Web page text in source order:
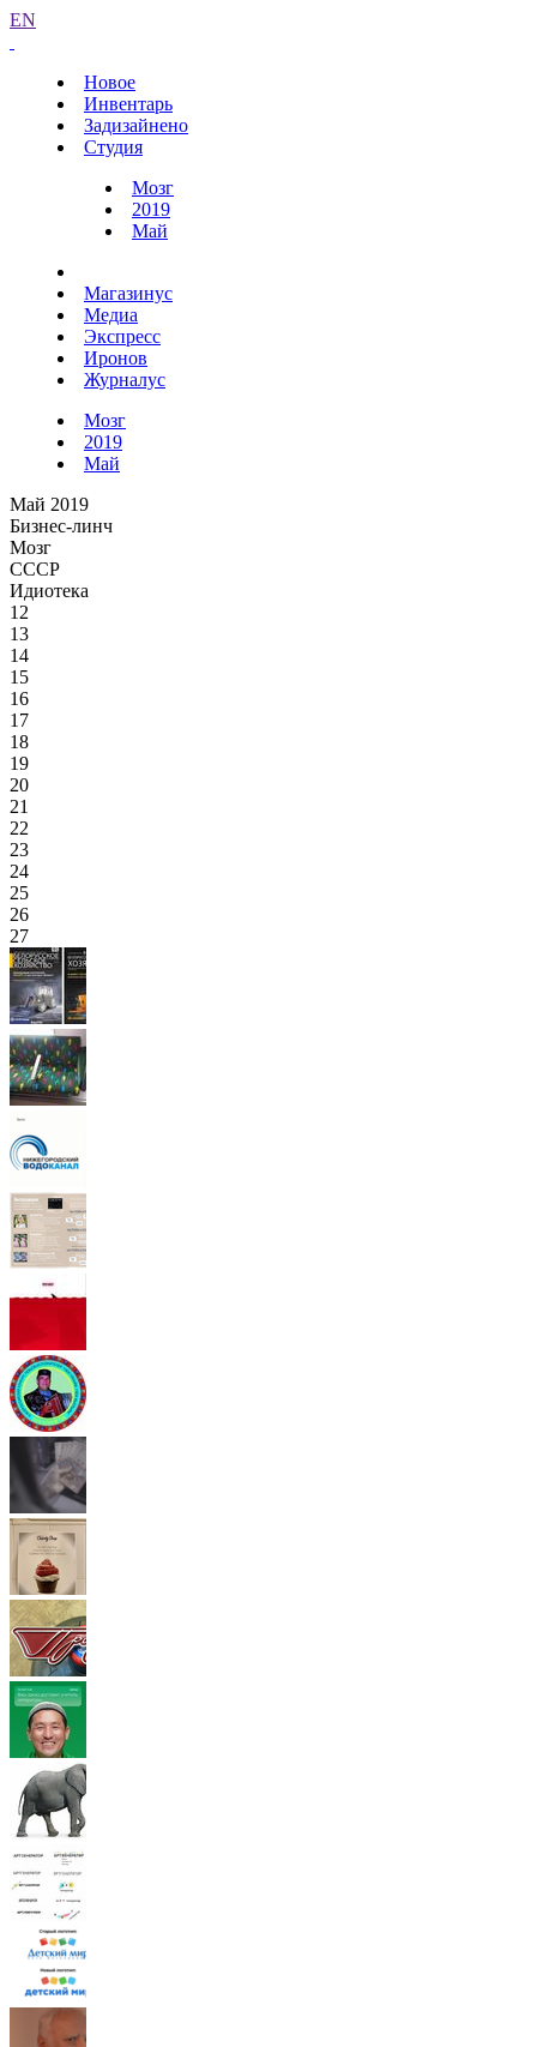
EN
Новое
Инвентарь
Задизайнено
Студия
Мозг
2019
Май
Магазинус
Медиа
Экспресс
Иронов
Журналус
Мозг
2019
Май
Май 2019
Бизнес-линч
Мозг
СССР
Идиотека
12
13
14
15
16
17
18
19
20
21
22
23
24
25
26
27